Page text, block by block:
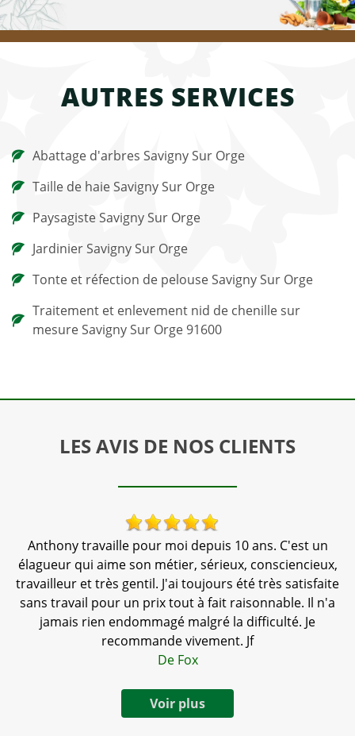
AUTRES SERVICES
Abattage d'arbres Savigny Sur Orge
Taille de haie Savigny Sur Orge
Paysagiste Savigny Sur Orge
Jardinier Savigny Sur Orge
Tonte et réfection de pelouse Savigny Sur Orge
Traitement et enlevement nid de chenille sur
mesure Savigny Sur Orge 91600
LES AVIS DE NOS CLIENTS
Anthony travaille pour moi depuis 10 ans. C'est un
élagueur qui aime son métier, sérieux, consciencieux,
travailleur et très gentil. J'ai toujours été très satisfaite
sans travail pour un prix tout à fait raisonnable. Il n'a
jamais rien endommagé malgré la difficulté. Je
recommande vivement. Jf
De Fox
Voir plus